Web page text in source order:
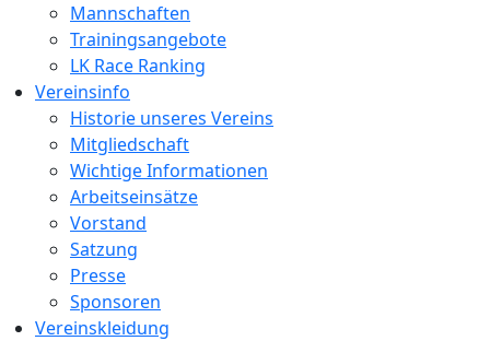
Mannschaften
Trainingsangebote
LK Race Ranking
Vereinsinfo
Historie unseres Vereins
Mitgliedschaft
Wichtige Informationen
Arbeitseinsätze
Vorstand
Satzung
Presse
Sponsoren
Vereinskleidung